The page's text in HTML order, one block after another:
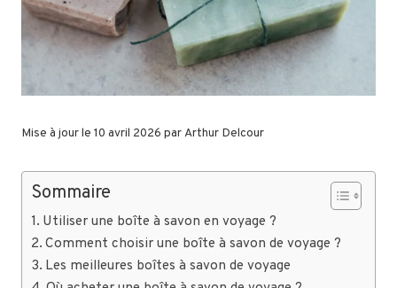
Mise à jour le 10 avril 2026 parArthur Delcour
Sommaire
Utiliser une boîte à savon en voyage ?
Comment choisir une boîte à savon de voyage ?
Les meilleures boîtes à savon de voyage